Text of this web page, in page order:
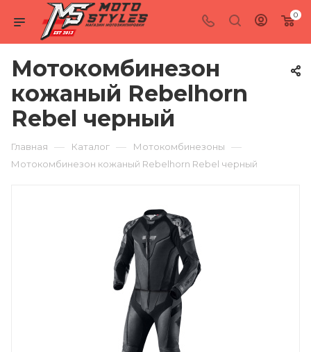
0
Мотокомбинезон
кожаный Rebelhorn
Rebel черный
Главная — Каталог — Мотокомбинезоны —
Мотокомбинезон кожаный Rebelhorn Rebel черный